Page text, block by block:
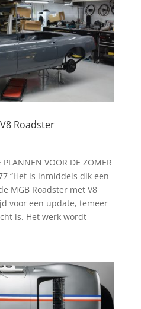
Roadster
VOOR DE ZOMER
“Het is inmiddels dik een
MGB Roadster met V8
voor een update, temeer
is. Het werk wordt